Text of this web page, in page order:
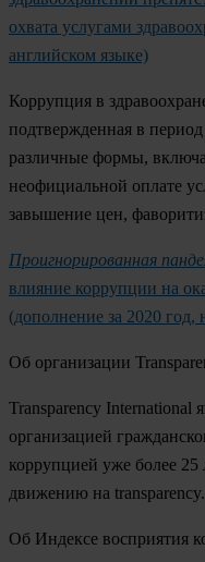
охвата услугами
английском языке)
Коррупция в
подтвержденная в
различные формы,
неофициальной оплате
завышение цен,
Проигнорированная
влияние коррупции на
(дополнение за 2020 год,
Об организации
Transparency International
организацией
коррупцией уже более
движению на
Об Индексе восприятия